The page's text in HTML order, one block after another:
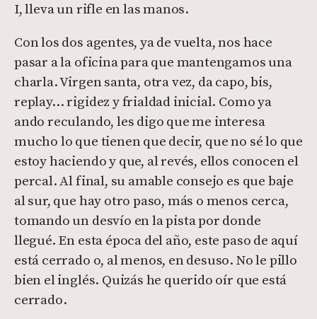
I, lleva un rifle en las manos.
Con los dos agentes, ya de vuelta, nos hace
pasar a la oficina para que mantengamos una
charla. Virgen santa, otra vez, da capo, bis,
replay… rigidez y frialdad inicial. Como ya
ando reculando, les digo que me interesa
mucho lo que tienen que decir, que no sé lo que
estoy haciendo y que, al revés, ellos conocen el
percal. Al final, su amable consejo es que baje
al sur, que hay otro paso, más o menos cerca,
tomando un desvío en la pista por donde
llegué. En esta época del año, este paso de aquí
está cerrado o, al menos, en desuso. No le pillo
bien el inglés. Quizás he querido oír que está
cerrado.